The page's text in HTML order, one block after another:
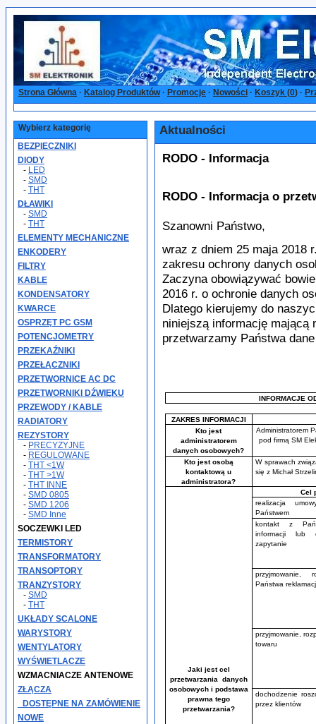
Strona Główna · Katalog Produktów· Promocje · Nowości · Koszyk (0) ·
Wybierz kategorię
BEZPIECZNIKI
DIODY
- LED
- SMD
- THT
DŁAWIKI
- SMD
- THT
ELEMENTY MECHANICZNE
ENKODERY
FILTRY
KABLE
KONDENSATORY
KWARCE
OSPRZĘT PC GSM
POTENCJOMETRY
PRZEKAŹNIKI
PRZEŁĄCZNIKI
PRZETWORNICE AC DC
PRZETWORNIKI DŹWIĘKU
PRZEWODY / KABLE
RADIATORY
REZYSTORY
- PRECYZYJNE
- REGULOWANE
- THT <1W
- THT >1W
- THT INNE
- SMD 0805
- SMD 1206
- SMD Inne
SOCZEWKI LED
TERMISTORY
TRANSFORMATORY
TRANSOPTORY
TRANZYSTORY
- SMD
- THT
UKŁADY SCALONE
WARYSTORY
WENTYLATORY
WYŚWIETLACZE
WZMACNIACZE ANTENOWE
ZŁĄCZA
_DOSTĘPNE NA ZAMÓWIENIE
NOWE
Aktualności
RODO - Informacja
RODO - Informacja o
Szanowni Państwo,
wraz z dniem 25 maja 2018
zakresu ochrony danych
Zaczyna obowiązywać
2016 r. o ochronie danych
Dlatego kierujemy do
niniejszą informację mającą
przetwarzamy Państwa
INFORMACJE
ZAKRES INFORMACJI
Kto jest
administratorem
danych osobowych?
Administratorem
pod firmą SM
Kto jest osobą
kontaktową u
administratora?
W sprawach
się z Michał
Jaki jest cel
przetwarzania danych
osobowych i podstawa
prawna tego
przetwarzania?
Cel
realizacja
Państwem
kontakt z
informacji lub
zapytanie
przyjmowanie,
Państwa
przyjmowanie,
towaru
dochodzenie
przez klientów